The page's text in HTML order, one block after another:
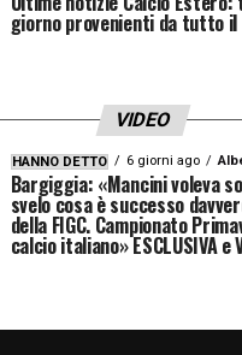
giorno provenienti da tutto il
VIDEO
HANNO DETTO 6 giorni ago
Bargiggia: «Mancini voleva
svelo cosa è successo
della FIGC. Campionato
calcio italiano» ESCLUSIVA e